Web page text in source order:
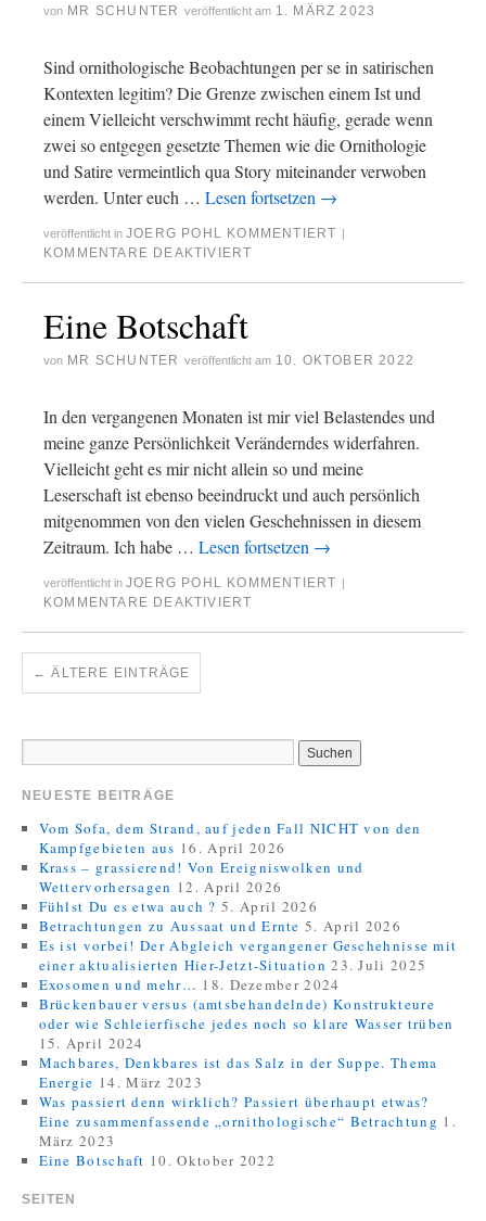
von MR SCHUNTER veröffentlicht am 1. MÄRZ 2023
Sind ornithologische Beobachtungen per se in satirischen
Kontexten legitim? Die Grenze zwischen einem Ist und
einem Vielleicht verschwimmt recht häufig, gerade wenn
zwei so entgegen gesetzte Themen wie die Ornithologie
und Satire vermeintlich qua Story miteinander verwoben
werden. Unter euch … Lesen fortsetzen →
veröffentlicht in JOERG POHL KOMMENTIERT |
KOMMENTARE DEAKTIVIERT
Eine Botschaft
von MR SCHUNTER veröffentlicht am 10. OKTOBER 2022
In den vergangenen Monaten ist mir viel Belastendes und
meine ganze Persönlichkeit Veränderndes widerfahren.
Vielleicht geht es mir nicht allein so und meine
Leserschaft ist ebenso beeindruckt und auch persönlich
mitgenommen von den vielen Geschehnissen in diesem
Zeitraum. Ich habe … Lesen fortsetzen →
veröffentlicht in JOERG POHL KOMMENTIERT |
KOMMENTARE DEAKTIVIERT
← ÄLTERE EINTRÄGE
NEUESTE BEITRÄGE
Vom Sofa, dem Strand, auf jeden Fall NICHT von den
Kampfgebieten aus 16. April 2026
Krass – grassierend! Von Ereigniswolken und
Wettervorhersagen 12. April 2026
Fühlst Du es etwa auch ? 5. April 2026
Betrachtungen zu Aussaat und Ernte 5. April 2026
Es ist vorbei! Der Abgleich vergangener Geschehnisse mit
einer aktualisierten Hier-Jetzt-Situation 23. Juli 2025
Exosomen und mehr… 18. Dezember 2024
Brückenbauer versus (amtsbehandelnde) Konstrukteure
oder wie Schleierfische jedes noch so klare Wasser trüben
15. April 2024
Machbares, Denkbares ist das Salz in der Suppe. Thema
Energie 14. März 2023
Was passiert denn wirklich? Passiert überhaupt etwas?
Eine zusammenfassende „ornithologische“ Betrachtung 1.
März 2023
Eine Botschaft 10. Oktober 2022
SEITEN